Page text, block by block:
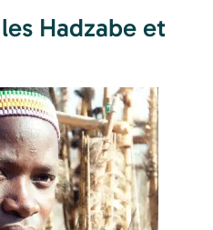
Hadzabe et